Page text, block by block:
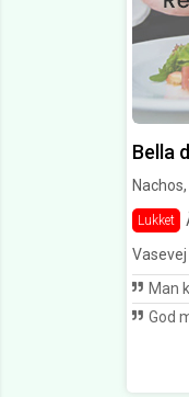
Bella
Lukket
Vasevej
Man
God